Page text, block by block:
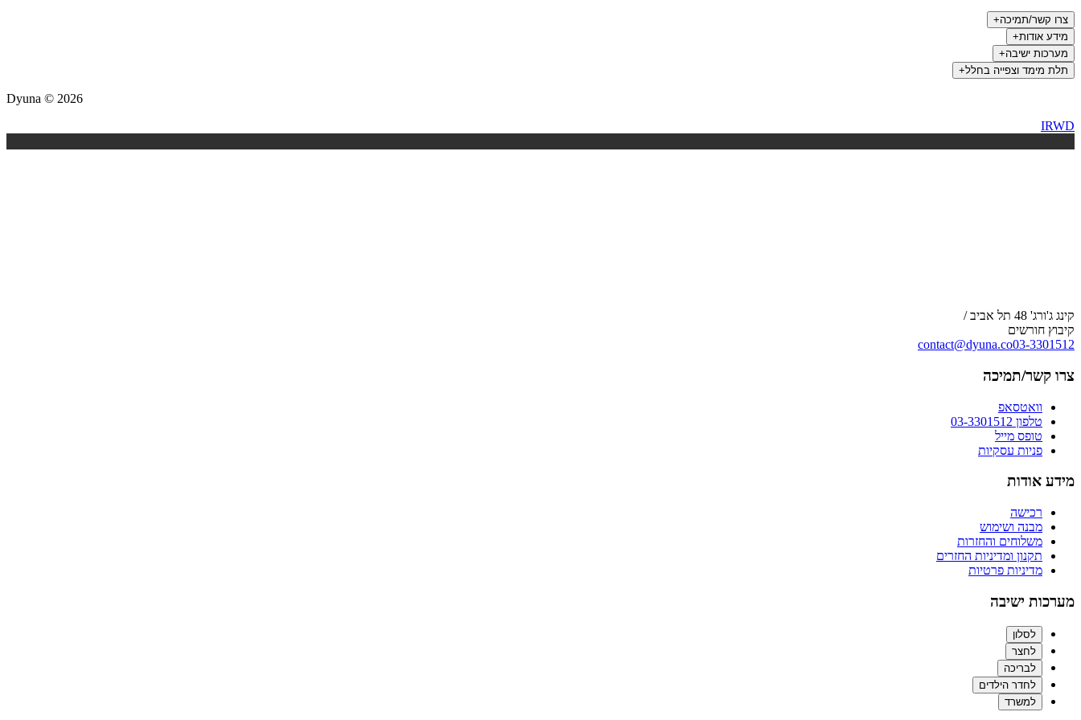
צרו קשר/תמיכה+
מידע אודות+
מערכות ישיבה+
תלת מימד וצפייה בחלל+
Dyuna © 2026
IRWD
קינג ג'ורג' 48 תל אביב /
קיבוץ חורשים
contact@dyuna.co03-3301512
צרו קשר/תמיכה
וואטסאפ
טלפון 03-3301512
טופס מייל
פניות עסקיות
מידע אודות
רכישה
מבנה ושימוש
משלוחים והחזרות
תקנון ומדיניות החזרים
מדיניות פרטיות
מערכות ישיבה
לסלון
לחצר
לבריכה
לחדר הילדים
למשרד